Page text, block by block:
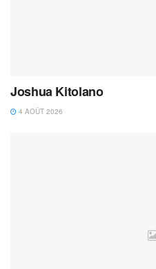
Joshua Kitolano
4 AOÛT 2026